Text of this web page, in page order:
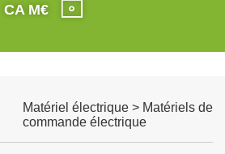
CA M€
Matériel électrique > Matériels de
commande électrique